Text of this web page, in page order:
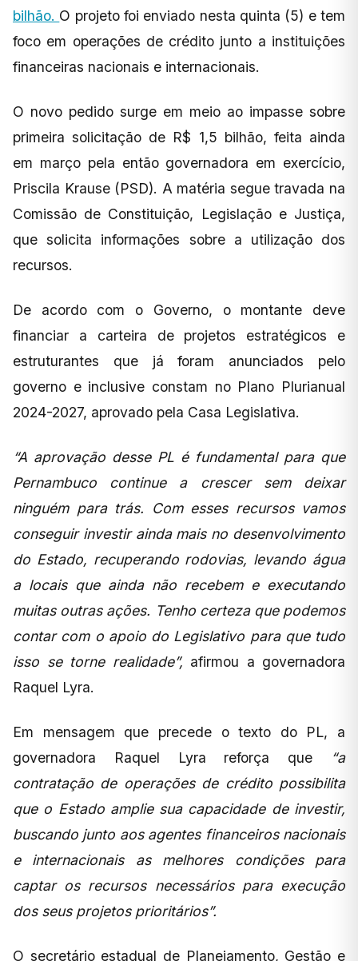
bilhão. O projeto foi enviado nesta quinta (5) e tem
foco em operações de crédito junto a instituições
financeiras nacionais e internacionais.
O novo pedido surge em meio ao impasse sobre
primeira solicitação de R$ 1,5 bilhão, feita ainda
em março pela então governadora em exercício,
Priscila Krause (PSD). A matéria segue travada na
Comissão de Constituição, Legislação e Justiça,
que solicita informações sobre a utilização dos
recursos.
De acordo com o Governo, o montante deve
financiar a carteira de projetos estratégicos e
estruturantes que já foram anunciados pelo
governo e inclusive constam no Plano Plurianual
2024-2027, aprovado pela Casa Legislativa.
“A aprovação desse PL é fundamental para que
Pernambuco continue a crescer sem deixar
ninguém para trás. Com esses recursos vamos
conseguir investir ainda mais no desenvolvimento
do Estado, recuperando rodovias, levando água
a locais que ainda não recebem e executando
muitas outras ações. Tenho certeza que podemos
contar com o apoio do Legislativo para que tudo
isso se torne realidade”, afirmou a governadora
Raquel Lyra.
Em mensagem que precede o texto do PL, a
governadora Raquel Lyra reforça que
“a
contratação de operações de crédito possibilita
que o Estado amplie sua capacidade de investir,
buscando junto aos agentes financeiros nacionais
e internacionais as melhores condições para
captar os recursos necessários para execução
dos seus projetos prioritários”.
O secretário estadual de Planejamento, Gestão e